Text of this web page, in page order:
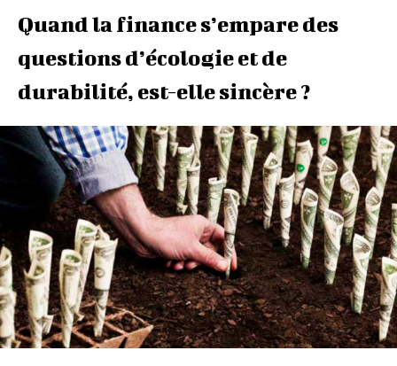
Quand la finance s’empare des
questions d’écologie et de
durabilité, est-elle sincère ?